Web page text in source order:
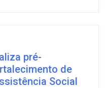
pré-
de
Social